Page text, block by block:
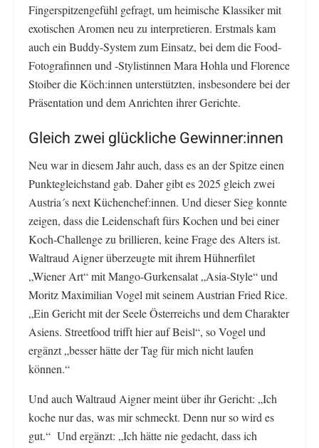
Fingerspitzengefühl gefragt, um heimische Klassiker mit
exotischen Aromen neu zu interpretieren. Erstmals kam
auch ein Buddy-System zum Einsatz, bei dem die Food-
Fotografinnen und -Stylistinnen Mara Hohla und Florence
Stoiber die Köch:innen unterstützten, insbesondere bei der
Präsentation und dem Anrichten ihrer Gerichte.
Gleich zwei glückliche Gewinner:innen
Neu war in diesem Jahr auch, dass es an der Spitze einen
Punktegleichstand gab. Daher gibt es 2025 gleich zwei
Austria´s next Küchenchef:innen. Und dieser Sieg konnte
zeigen, dass die Leidenschaft fürs Kochen und bei einer
Koch-Challenge zu brillieren, keine Frage des Alters ist.
Waltraud Aigner überzeugte mit ihrem Hühnerfilet
„Wiener Art“ mit Mango-Gurkensalat „Asia-Style“ und
Moritz Maximilian Vogel mit seinem Austrian Fried Rice.
„Ein Gericht mit der Seele Österreichs und dem Charakter
Asiens. Streetfood trifft hier auf Beisl“, so Vogel und
ergänzt „besser hätte der Tag für mich nicht laufen
können.“
Und auch Waltraud Aigner meint über ihr Gericht: „Ich
koche nur das, was mir schmeckt. Denn nur so wird es
gut.“ Und ergänzt: „Ich hätte nie gedacht, dass ich